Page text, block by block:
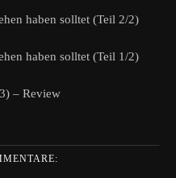
haben solltet (Teil 2/2)
haben solltet (Teil 1/2)
– Review